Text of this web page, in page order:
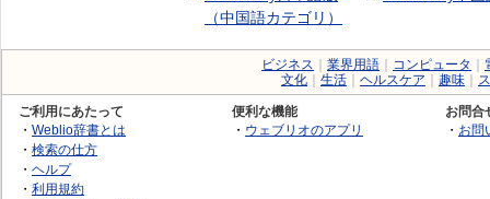
（中国語カテゴリ）
ビジネス 業界用語 コンピュータ
文化
生活 ヘルスケア 趣味
ご利用にあたって
・ Weblio辞書とは
・ 検索の仕方
・ ヘルプ
・ 利用規約
便利な機能
・ ウェブリオのアプリ
お問合
・ お問